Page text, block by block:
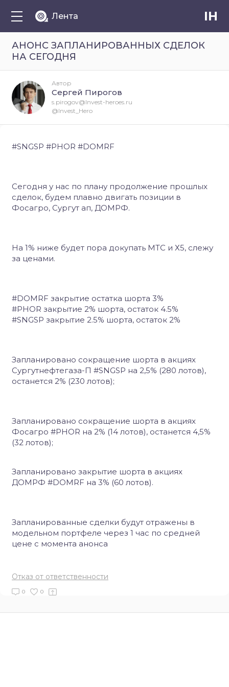
Лента IH
АНОНС ЗАПЛАНИРОВАННЫХ СДЕЛОК
НА СЕГОДНЯ
#SNGSP #PHOR #DOMRF
Сегодня у нас по плану продолжение прошлых
сделок, будем плавно двигать позиции в
Фосагро, Сургут ап, ДОМРФ.
На 1% ниже будет пора докупать МТС и Х5, слежу
за ценами.
#DOMRF закрытие остатка шорта 3%
#PHOR закрытие 2% шорта, остаток 4.5%
#SNGSP закрытие 2.5% шорта, остаток 2%
Запланировано сокращение шорта в акциях
Сургутнефтегаза-П #SNGSP на 2,5% (280 лотов),
останется 2% (230 лотов);
Запланировано сокращение шорта в акциях
Фосагро #PHOR на 2% (14 лотов), останется 4,5%
(32 лотов);
Запланировано закрытие шорта в акциях
ДОМРФ #DOMRF на 3% (60 лотов).
Запланированные сделки будут отражены в
модельном портфеле через 1 час по средней
цене с момента анонса
Отказ от ответственности
0 0
Автор
Сергей Пирогов
s.pirogov@Invest-heroes.ru
@Invest_Hero